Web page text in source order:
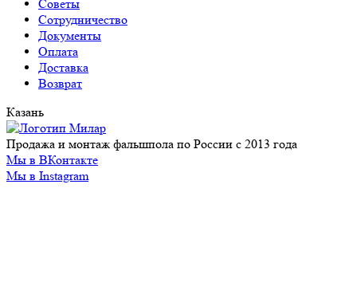
Советы
Сотрудничество
Документы
Оплата
Доставка
Возврат
Казань
Продажа и монтаж фальшпола по России с 2013 года
Мы в ВКонтакте
Мы в Instagram